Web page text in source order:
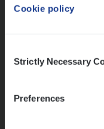
Cookie policy
Selection
Strictly Necessary
Preferences
Mathias houdt van